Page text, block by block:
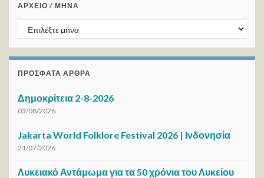
ΑΡΧΕΙΟ / ΜΗΝΑ
ΑΡΧΕΙΟ / ΜΗΝΑ
ΠΡΌΣΦΑΤΑ ΆΡΘΡΑ
Δημοκρίτεια 2-8-2026
03/08/2026
Jakarta World Folklore Festival 2026 | Ινδονησία
21/07/2026
Λυκειακό Αντάμωμα για τα 50 χρόνια του Λυκείου